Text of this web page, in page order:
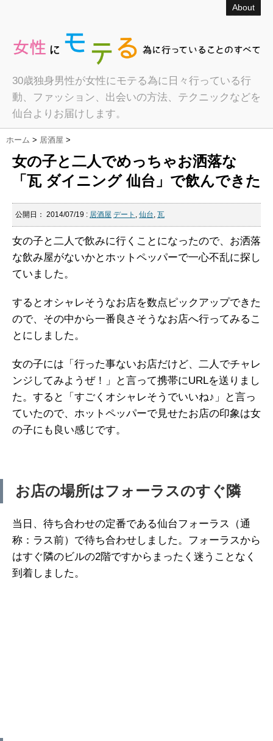
About
30歳独身男性が女性にモテる為に日々行っている行
動、ファッション、出会いの方法、テクニックなどを
仙台よりお届けします。
ホーム > 居酒屋 >
女の子と二人でめっちゃお洒落な
「瓦 ダイニング 仙台」で飲んできた
公開日： 2014/07/19 : 居酒屋 デート , 仙台, 瓦
女の子と二人で飲みに行くことになったので、お洒落
な飲み屋がないかとホットペッパーで一心不乱に探し
ていました。
するとオシャレそうなお店を数点ピックアップできた
ので、その中から一番良さそうなお店へ行ってみるこ
とにしました。
女の子には「行った事ないお店だけど、二人でチャレ
ンジしてみようぜ！」と言って携帯にURLを送りまし
た。すると「すごくオシャレそうでいいね♪」と言っ
ていたので、ホットペッパーで見せたお店の印象は女
の子にも良い感じです。
お店の場所はフォーラスのすぐ隣
当日、待ち合わせの定番である仙台フォーラス（通
称：ラス前）で待ち合わせしました。フォーラスから
はすぐ隣のビルの2階ですからまったく迷うことなく
到着しました。